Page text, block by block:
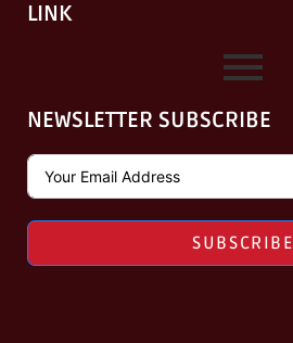
LINK
NEWSLETTER SUBSCRIBE
SUBSCRIBE